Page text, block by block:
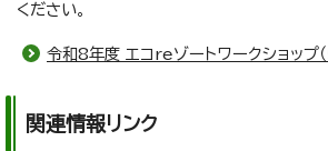
ください。
令和8年度 エコreゾートワークショップ（
関連情報リンク